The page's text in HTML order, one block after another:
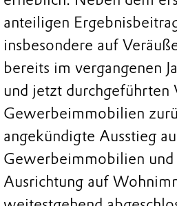
anteiligen
insbesondere auf
bereits im vergangenen
und jetzt durchgeführten
Gewerbeimmobilien
angekündigte Ausstieg
Gewerbeimmobilien
Ausrichtung auf